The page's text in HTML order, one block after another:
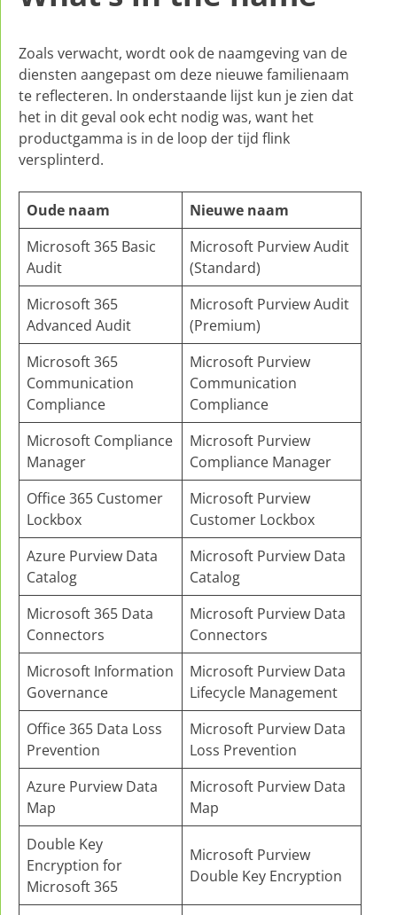
Zoals verwacht, wordt ook de naamgeving van de
diensten aangepast om deze nieuwe familienaam
te reflecteren. In onderstaande lijst kun je zien dat
het in dit geval ook echt nodig was, want het
productgamma is in de loop der tijd flink
versplinterd.
Oude naam
Nieuwe naam
Microsoft 365 Basic
Audit
Microsoft Purview Audit
(Standard)
Microsoft 365
Advanced Audit
Microsoft Purview Audit
(Premium)
Microsoft 365
Communication
Compliance
Microsoft Purview
Communication
Compliance
Microsoft Compliance
Manager
Microsoft Purview
Compliance Manager
Office 365 Customer
Lockbox
Microsoft Purview
Customer Lockbox
Azure Purview Data
Catalog
Microsoft Purview Data
Catalog
Microsoft 365 Data
Connectors
Microsoft Purview Data
Connectors
Microsoft Information
Governance
Microsoft Purview Data
Lifecycle Management
Office 365 Data Loss
Prevention
Microsoft Purview Data
Loss Prevention
Azure Purview Data
Map
Microsoft Purview Data
Map
Double Key
Encryption for
Microsoft 365
Microsoft Purview
Double Key Encryption